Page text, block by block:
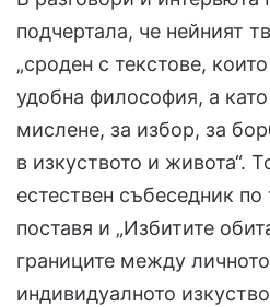
подчертала, че нейният
„сроден с текстове,
удобна философия, а
мислене, за избор, за
в изкуството и живота“.
естествен събеседник по
поставя и „Избитите
границите между
индивидуалното